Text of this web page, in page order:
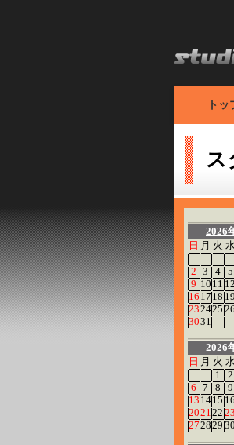
トッ
ス
2026
日 月 火 水
2 3 4 5
9 10 11 12
1617 18 19
232425 26
3031
2026
日 月 火 水
1
2
6 7 8 9
131415 16
2021 22 23
272829 30